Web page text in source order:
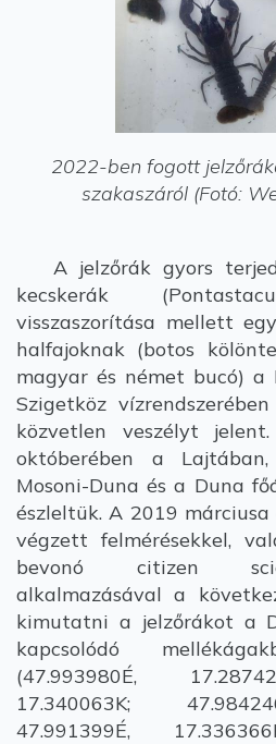
2022-ben fogott
szakaszáról (Fotó:
A jelzőrák gyors
kecskerák
visszaszorítása mellett
halfajoknak (botos
magyar és német bucó) a
Szigetköz
közvetlen veszélyt
októberében a
Mosoni-Duna és a Duna
észleltük. A 2019
végzett felmérésekkel,
bevonó citizen
alkalmazásával a
kimutatni a jelzőrákot a
kapcsolódó
(47.993980É,
17.340063K;
47.991399É,